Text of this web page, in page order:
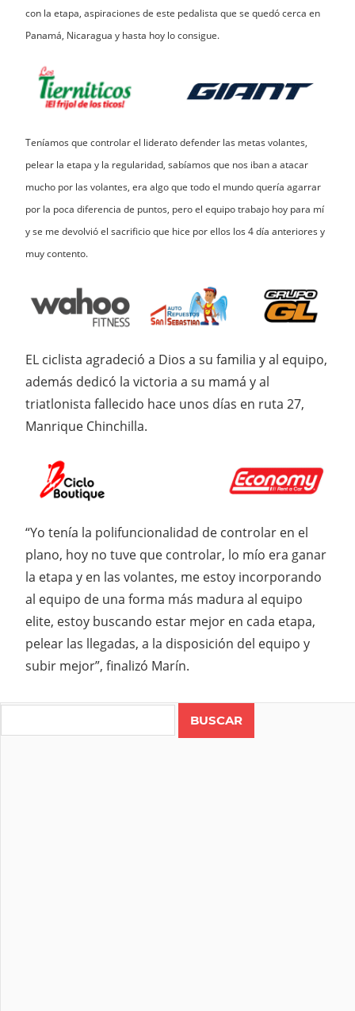
con la etapa, aspiraciones de este pedalista que se quedó cerca en
Panamá, Nicaragua y hasta hoy lo consigue.
Teníamos que controlar el liderato defender las metas volantes,
pelear la etapa y la regularidad, sabíamos que nos iban a atacar
mucho por las volantes, era algo que todo el mundo quería agarrar
por la poca diferencia de puntos, pero el equipo trabajo hoy para mí
y se me devolvió el sacrificio que hice por ellos los 4 día anteriores y
muy contento.
EL ciclista agradeció a Dios a su familia y al equipo,
además dedicó la victoria a su mamá y al
triatlonista fallecido hace unos días en ruta 27,
Manrique Chinchilla.
“Yo tenía la polifuncionalidad de controlar en el
plano, hoy no tuve que controlar, lo mío era ganar
la etapa y en las volantes, me estoy incorporando
al equipo de una forma más madura al equipo
elite, estoy buscando estar mejor en cada etapa,
pelear las llegadas, a la disposición del equipo y
subir mejor”, finalizó Marín.